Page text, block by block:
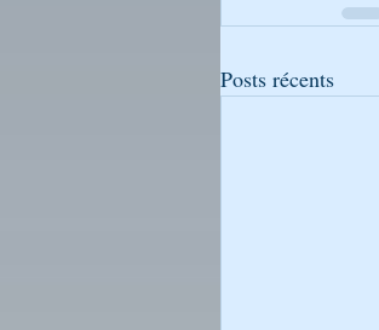
Posts récents